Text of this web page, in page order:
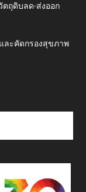
ถุดิบลด-ส่งออก
และคัดกรองสุขภาพ